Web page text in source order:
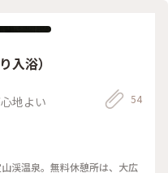
浴）
地よい 54
渓温泉。無料休憩所は、大広